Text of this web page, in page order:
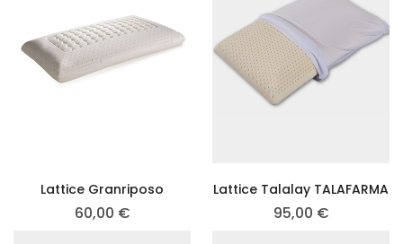
Lattice Granriposo
60,00 €
Lattice Talalay TALAFARMA
95,00 €